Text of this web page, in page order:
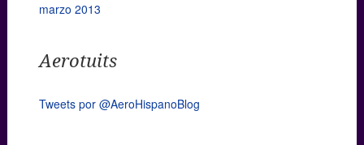
marzo 2013
Aerotuits
Tweets por @AeroHispanoBlog